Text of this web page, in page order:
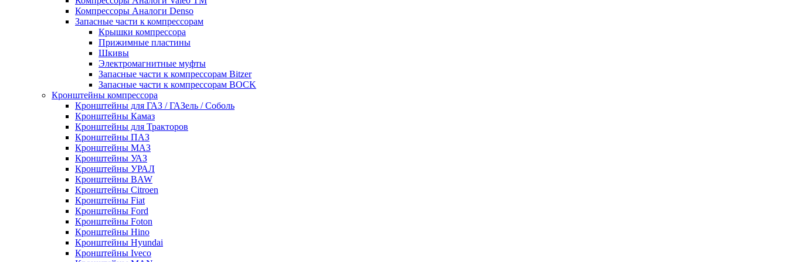
Компрессоры Аналоги Denso
Запасные части к компрессорам
Крышки компрессора
Прижимные пластины
Шкивы
Электромагнитные муфты
Запасные части к компрессорам Bitzer
Запасные части к компрессорам BOCK
Кронштейны компрессора
Кронштейны для ГАЗ / ГАЗель / Соболь
Кронштейны Камаз
Кронштейны для Тракторов
Кронштейны ПАЗ
Кронштейны МАЗ
Кронштейны УАЗ
Кронштейны УРАЛ
Кронштейны BAW
Кронштейны Citroen
Кронштейны Fiat
Кронштейны Ford
Кронштейны Foton
Кронштейны Hino
Кронштейны Hyundai
Кронштейны Iveco